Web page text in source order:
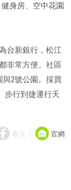
身房、空中花園
台新銀行，松江
非常方便。社區
2號公園。採買
步行到捷運行天
專頁 官網